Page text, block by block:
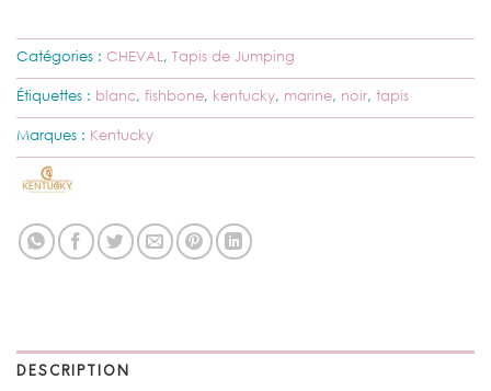
Catégories : CHEVAL , Tapis de Jumping
Étiquettes : blanc, fishbone, kentucky, marine, noir, tapis
Marques : Kentucky
DESCRIPTION